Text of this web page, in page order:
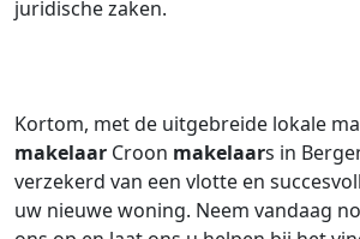
juridische zaken.
Kortom, met de uitgebreide lokale
makelaar Croon makelaars in
verzekerd van een vlotte en
uw nieuwe woning. Neem vandaag